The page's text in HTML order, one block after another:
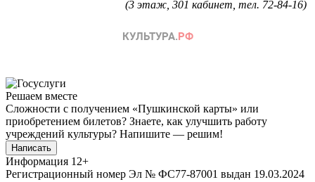
(3 этаж, 301 кабинет, тел. 72-84-16)
Решаем вместе
Сложности с получением «Пушкинской карты» или
приобретением билетов? Знаете, как улучшить работу
учреждений культуры? Напишите — решим!
Написать
Информация 12+
Регистрационный номер Эл № ФС77-87001 выдан 19.03.2024